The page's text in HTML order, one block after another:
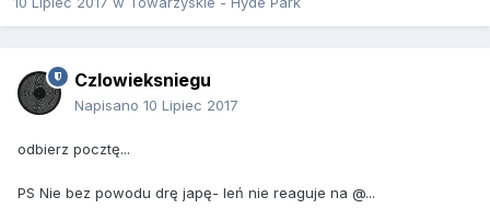
Czlowieksniegu
Napisano 10 Lipiec 2017
odbierz pocztę...
PS Nie bez powodu drę japę- leń nie reaguje na @...